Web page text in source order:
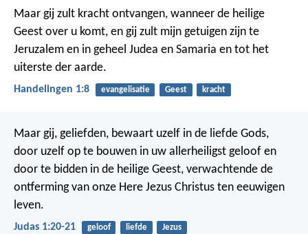
Maar gij zult kracht ontvangen, wanneer de heilige
Geest over u komt, en gij zult mijn getuigen zijn te
Jeruzalem en in geheel Judea en Samaria en tot het
uiterste der aarde.
Handelingen 1:8 evangelisatie Geest kracht
Maar gij, geliefden, bewaart uzelf in de liefde Gods,
door uzelf op te bouwen in uw allerheiligst geloof en
door te bidden in de heilige Geest, verwachtende de
ontferming van onze Here Jezus Christus ten eeuwigen
leven.
Judas 1:20-21 geloof liefde Jezus